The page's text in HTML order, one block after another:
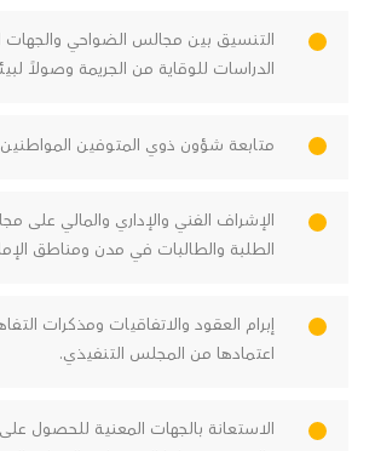
التنسيق بين مجالس الضواحي والجهات
الدراسات للوقاية من الجريمة وصولاً
متابعة شؤون ذوي المتوفين المواطنين
الإشراف الفني والإداري والمالي على
الطلبة والطالبات في مدن ومناطق
إبرام العقود والاتفاقيات ومذكرات
اعتمادها من المجلس التنفيذي.
الاستعانة بالجهات المعنية للحصول على